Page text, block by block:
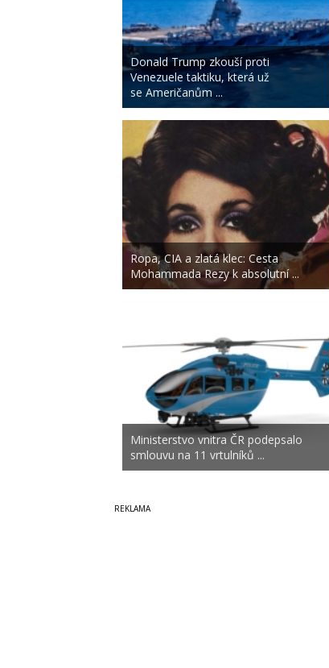
Donald Trump zkouší proti
Venezuele taktiku, která už
se Američanům ...
Ropa, CIA a zlatá klec: Cesta
Mohammada Rezy k absolutní ...
Ministerstvo vnitra ČR podepsalo
smlouvu na 11 vrtulníků ...